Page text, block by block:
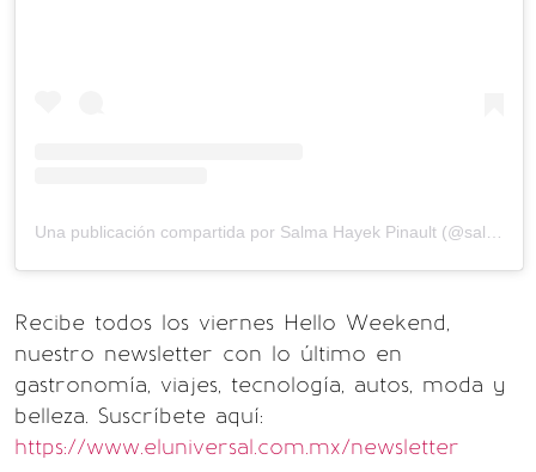
Una publicación compartida por Salma Hayek Pinault (@salmahayek)
Recibe todos los viernes Hello Weekend,
nuestro newsletter con lo último en
gastronomía, viajes, tecnología, autos, moda y
belleza. Suscríbete aquí:
https://www.eluniversal.com.mx/newsletter